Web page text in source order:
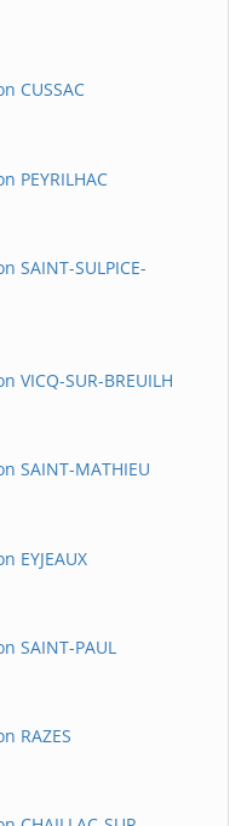
CUSSAC
PEYRILHAC
SAINT-SULPICE-
SUR-BREUILH
SAINT-MATHIEU
EYJEAUX
SAINT-PAUL
RAZES